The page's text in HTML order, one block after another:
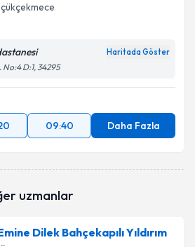
Haritada Göster
D:1, 34295
09:40 Daha Fazla
uzmanlar
Dilek Bahçekapılı Yıldırım